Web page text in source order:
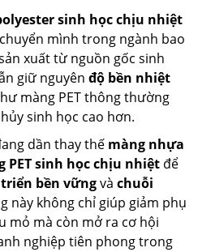
sinh học chịu nhiệt
mình trong ngành bao
xuất từ nguồn gốc sinh
giữ nguyênđộ bền nhiệt
màng PET thông thường
sinh học cao hơn.
dần thay thế màng nhựa
PET sinh học chịu nhiệt để
bền vữngvàchuỗi
này không chỉ giúp giảm phụ
mỏ mà còn mở ra cơ hội
nghiệp tiên phong trong